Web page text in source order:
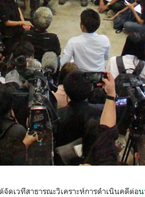
ดเวทีสาธารณะวิเคราะห์การดำเนินคดีต่อน